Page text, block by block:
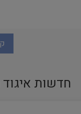
חדשות איגוד